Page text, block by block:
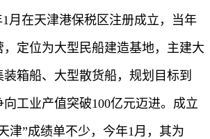
1月在天津港保税区注册成立，当年
，定位为大型民船建造基地，主建大
箱船、大型散货船，规划目标到
向工业产值突破100亿元迈进。成立
津”成绩单不少，今年1月，其为